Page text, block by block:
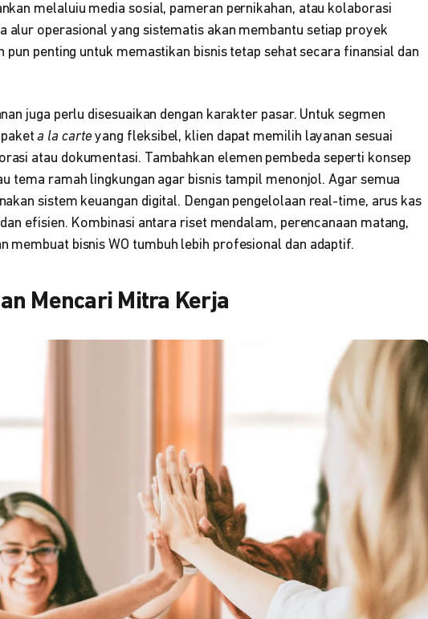
melaluiu media sosial, pameran pernikahan, atau kolaborasi
alur operasional yang sistematis akan membantu setiap proyek
pun penting untuk memastikan bisnis tetap sehat secara finansial dan
juga perlu disesuaikan dengan karakter pasar. Untuk segmen
paketa la carte yang fleksibel, klien dapat memilih layanan sesuai
atau dokumentasi. Tambahkan elemen pembeda seperti konsep
tema ramah lingkungan agar bisnis tampil menonjol. Agar semua
sistem keuangan digital. Dengan pengelolaan real-time, arus kas
efisien. Kombinasi antara riset mendalam, perencanaan matang,
membuat bisnis WO tumbuh lebih profesional dan adaptif.
Mencari Mitra Kerja